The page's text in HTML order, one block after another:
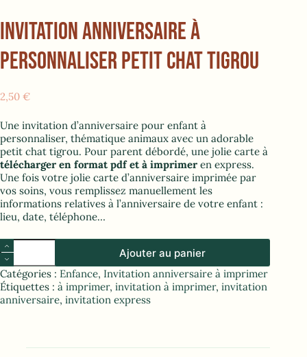
INVITATION ANNIVERSAIRE À
PERSONNALISER PETIT CHAT TIGROU
2,50 €
Une invitation d’anniversaire pour enfant à
personnaliser, thématique animaux avec un adorable
petit chat tigrou. Pour parent débordé, une jolie carte à
télécharger en format pdf et à imprimer en express.
Une fois votre jolie carte d’anniversaire imprimée par
vos soins, vous remplissez manuellement les
informations relatives à l’anniversaire de votre enfant :
lieu, date, téléphone…
Ajouter au panier
Catégories : Enfance, Invitation anniversaire à imprimer
Étiquettes : à imprimer, invitation à imprimer, invitation
anniversaire, invitation express